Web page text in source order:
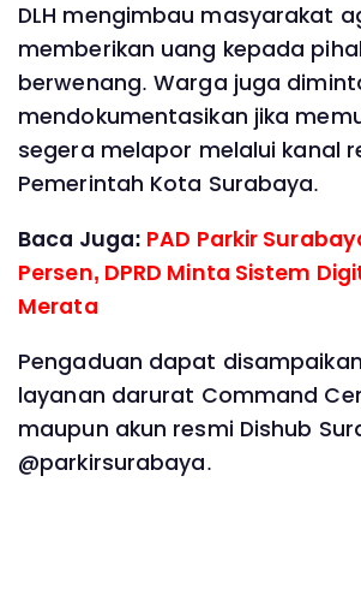
DLH mengimbau masyarakat
memberikan uang kepada
berwenang. Warga juga
mendokumentasikan jika
segera melapor melalui kanal
Pemerintah Kota Surabaya.
Baca Juga: PAD Parkir
Persen, DPRD Minta Sistem
Merata ‎
Pengaduan dapat
layanan darurat Command
maupun akun resmi Dishub
@parkirsurabaya.